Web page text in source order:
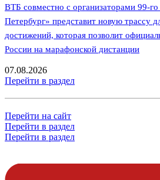
ВТБ совместно с организаторами 99-
Петербург» представит новую трассу
достижений, которая позволит
России на марафонской дистанции
07.08.2026
Перейти в раздел
Перейти на сайт
Перейти в раздел
Перейти в раздел